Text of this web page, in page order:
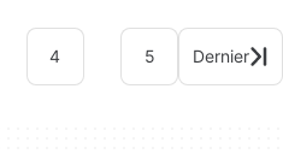
4 5 Dernier